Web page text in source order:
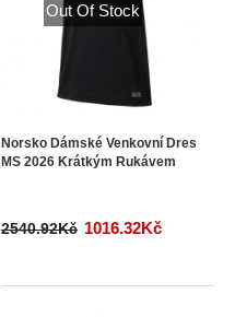
Out Of Stock
Norsko Dámské Venkovní Dres
MS 2026 Krátkým Rukávem
2540.92Kč 1016.32Kč